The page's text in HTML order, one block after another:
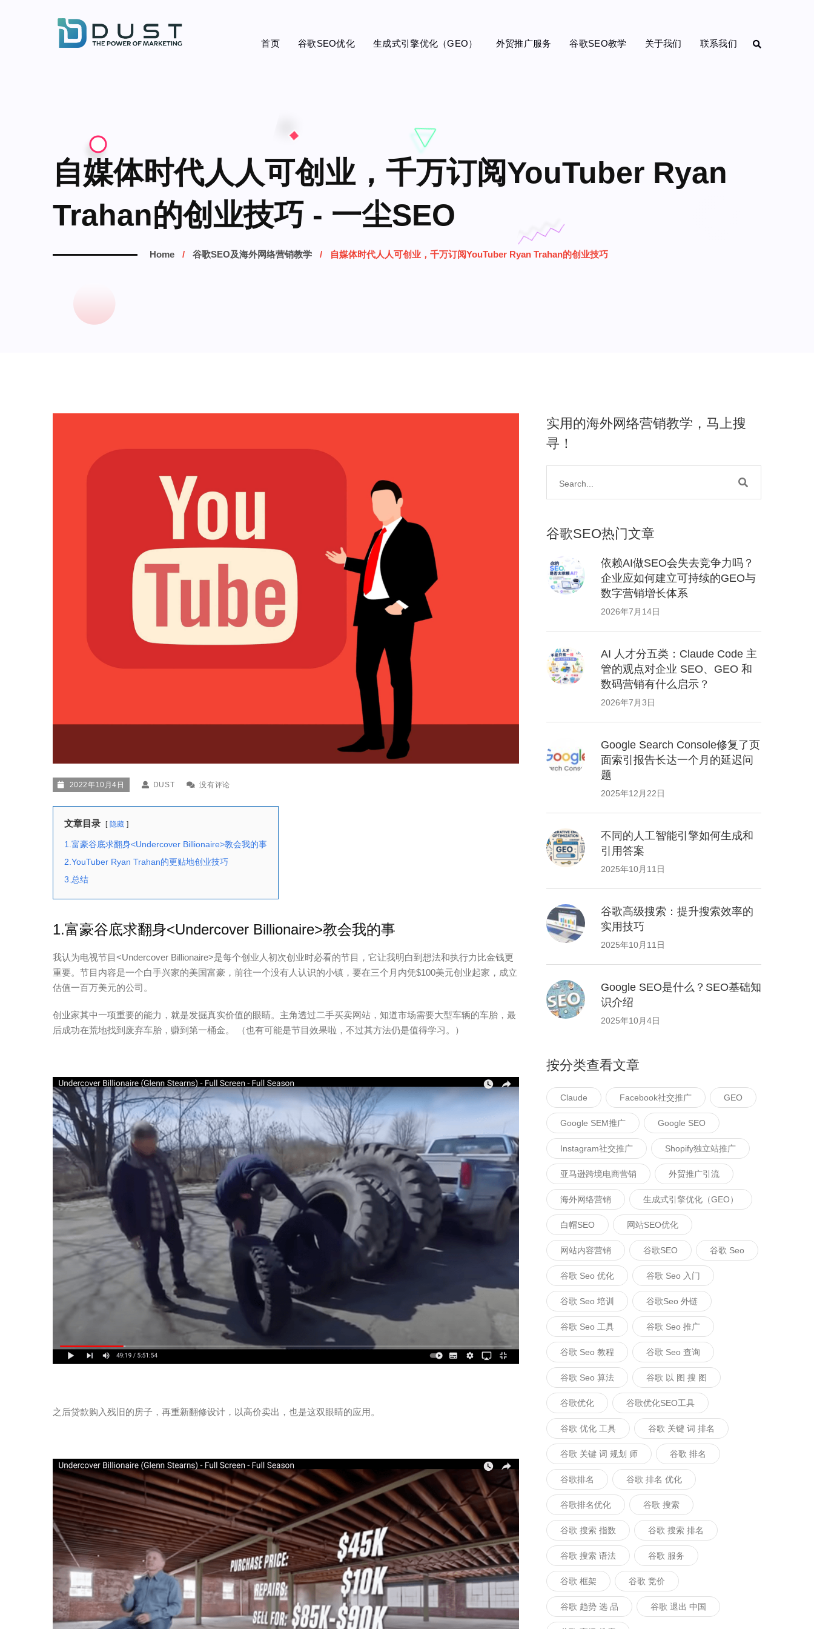
首页 谷歌SEO优化 生成式引擎优化（GEO） 外贸推广服务 谷歌SEO教学 关于我们 联系我们
自媒体时代人人可创业，千万订阅YouTuber Ryan
Trahan的创业技巧 - 一尘SEO
Home 谷歌SEO及海外网络营销教学 自媒体时代人人可创业，千万订阅YouTuber Ryan Trahan的创业技巧
2022年10月4日 DUST 没有评论
文章目录 隐藏
1.富豪谷底求翻身<Undercover Billionaire>教会我的事
2.YouTuber Ryan Trahan的更贴地创业技巧
3.总结
1.富豪谷底求翻身<Undercover Billionaire>教会我的事
我认为电视节目<Undercover Billionaire>是每个创业人初次创业时必看的节目，它让我明白到想法和执行力比金钱更
重要。节目内容是一个白手兴家的美国富豪，前往一个没有人认识的小镇，要在三个月内凭$100美元创业起家，成立
估值一百万美元的公司。
创业家其中一项重要的能力，就是发掘真实价值的眼睛。主角透过二手买卖网站，知道市场需要大型车辆的车胎，最
后成功在荒地找到废弃车胎，赚到第一桶金。 （也有可能是节目效果啦，不过其方法仍是值得学习。）
之后贷款购入残旧的房子，再重新翻修设计，以高价卖出，也是这双眼睛的应用。
实用的海外网络营销教学，马上搜
寻！
谷歌SEO热门文章
依赖AI做SEO会失去竞争力吗？
企业应如何建立可持续的GEO与
数字营销增长体系
2026年7月14日
AI 人才分五类：Claude Code 主
管的观点对企业 SEO、GEO 和
数码营销有什么启示？
2026年7月3日
Google Search Console修复了页
面索引报告长达一个月的延迟问
题
2025年12月22日
不同的人工智能引擎如何生成和
引用答案
2025年10月11日
谷歌高级搜索：提升搜索效率的
实用技巧
2025年10月11日
Google SEO是什么？SEO基础知
识介绍
2025年10月4日
按分类查看文章
Claude Facebook社交推广 GEO
Google SEM推广 Google SEO
Instagram社交推广 Shopify独立站推广
亚马逊跨境电商营销 外贸推广引流
海外网络营销 生成式引擎优化（GEO）
白帽SEO 网站SEO优化
网站内容营销 谷歌SEO 谷歌 Seo
谷歌 Seo 优化 谷歌 Seo 入门
谷歌 Seo 培训 谷歌seo 外链
谷歌 Seo 工具 谷歌 Seo 推广
谷歌 Seo 教程 谷歌 Seo 查询
谷歌 Seo 算法 谷歌 以 图 搜 图
谷歌优化 谷歌优化SEO工具
谷歌 优化 工具 谷歌 关键 词 排名
谷歌 关键 词 规划 师 谷歌 排名
谷歌排名 谷歌 排名 优化
谷歌排名优化 谷歌 搜索
谷歌 搜索 指数 谷歌 搜索 排名
谷歌 搜索 语法 谷歌 服务
谷歌 框架 谷歌 竞价
谷歌 趋势 选 品 谷歌 退出 中国